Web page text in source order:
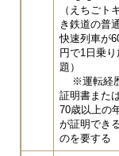
（えちごト
き鉄道の普
快速列車が
円で1日乗り
題）
※運転経
証明書また
70歳以上の
が証明でき
のを要する